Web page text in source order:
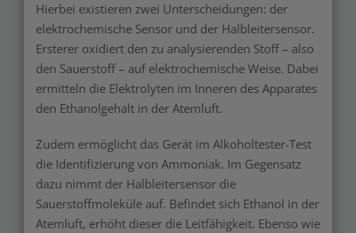
Hierbei existieren zwei Unterscheidungen: der
elektrochemische Sensor und der Halbleitersensor.
Ersterer oxidiert den zu analysierenden Stoff – also
den Sauerstoff – auf elektrochemische Weise. Dabei
ermitteln die Elektrolyten im Inneren des Apparates
den Ethanolgehalt in der Atemluft.
Zudem ermöglicht das Gerät im Alkoholtester-Test
die Identifizierung von Ammoniak. Im Gegensatz
dazu nimmt der Halbleitersensor die
Sauerstoffmoleküle auf. Befindet sich Ethanol in der
Atemluft, erhöht dieser die Leitfähigkeit. Ebenso wie